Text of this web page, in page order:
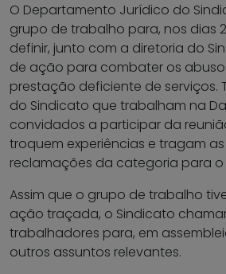
O Departamento Jurídico do
grupo de trabalho para, nos dias
definir, junto com a diretoria do
de ação para combater os
prestação deficiente de serviços.
do Sindicato que trabalham na
convidados a participar da
troquem experiências e tragam
reclamações da categoria para
Assim que o grupo de trabalho
ação traçada, o Sindicato
trabalhadores para, em
outros assuntos relevantes.